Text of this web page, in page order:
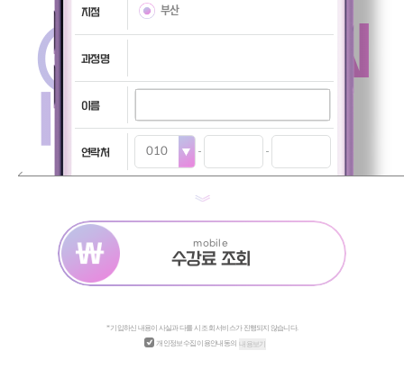
@TUITION
INQUIRY
지점 부산
과정명
이름
연락처
mobile
수강료 조회
* 기입하신 내용이 사실과 다를 시 조회 서비스가 진행되지 않습니다.
개인정보수집 이용안내동의 내용보기